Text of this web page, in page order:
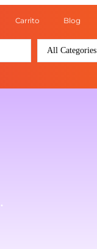
Carrito Blog
All Categories
.